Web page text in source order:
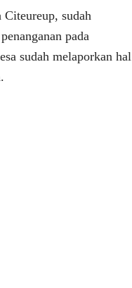
sudah
pada
sudah melaporkan hal